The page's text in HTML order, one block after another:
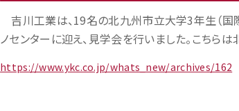
吉川工業は、19名の北九州市立大学3年生（
ノセンターに迎え、見学会を行いました。こち
https://www.ykc.co.jp/whats_new/archives/162